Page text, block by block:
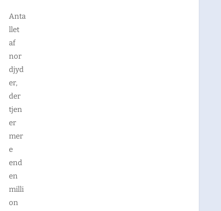
Anta
llet
af
nor
djyd
er,
der
tjen
er
mer
e
end
en
milli
on